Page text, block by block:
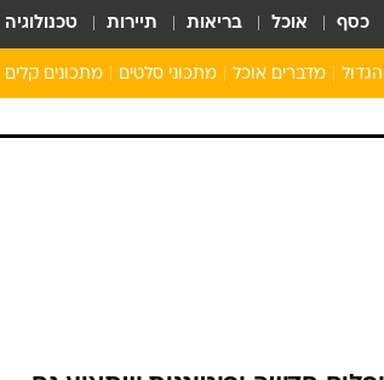
כסף אוכל בריאות תיירות טכנולוגיה
מדברים אוכל מתכוני סלטים מתכונים קלים